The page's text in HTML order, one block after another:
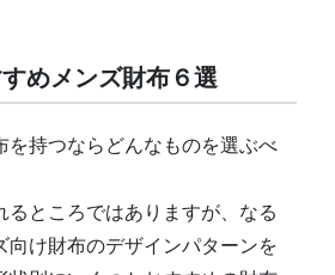
めメンズ財布６選
を持つならどんなものを選ぶべ
るところではありますが、なる
向け財布のデザインパターンを